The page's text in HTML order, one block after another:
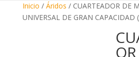
Inicio / Áridos / CUARTEADOR DE
UNIVERSAL DE GRAN CAPACIDAD